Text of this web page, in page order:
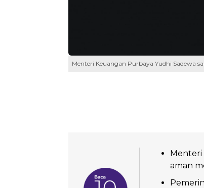
Menteri Keuangan Purbaya Yudhi Sadewa
Menteri
aman